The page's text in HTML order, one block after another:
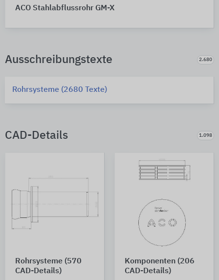
ACO Stahlabflussrohr GM-X
Ausschreibungstexte 2.680
Rohrsysteme (2680 Texte)
CAD-Details 1.098
Rohrsysteme (570
CAD-Details)
Komponenten (206
CAD-Details)